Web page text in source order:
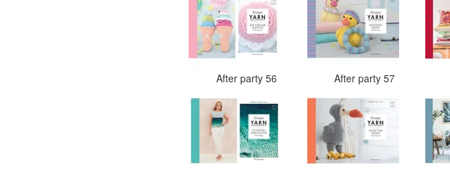
After party 56 After party 57